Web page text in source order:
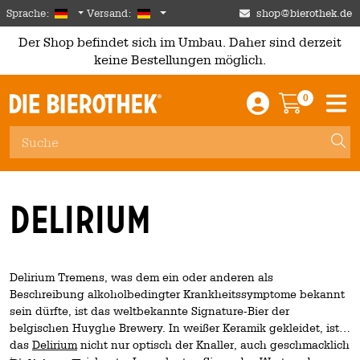
Skip to main content
Sprache: German
Versand: Deutschland shop@bierothek.de
Der Shop befindet sich im Umbau. Daher sind derzeit
keine Bestellungen möglich.
Einloggen /
0
Delirium
Delirium Tremens, was dem ein oder anderen als
Beschreibung alkoholbedingter Krankheitssymptome bekannt
sein dürfte, ist das weltbekannte Signature-Bier der
belgischen Huyghe Brewery. In weißer Keramik gekleidet, ist
das Delirium nicht nur optisch der Knaller, auch geschmacklich